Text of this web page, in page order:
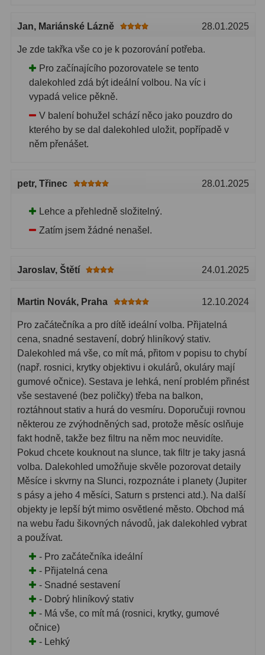
Jan, Mariánské Lázně 28.01.2025
Je zde takřka vše co je k pozorování potřeba.
Pro začínajícího pozorovatele se tento
dalekohled zdá být ideální volbou. Na víc i
vypadá velice pěkně.
V balení bohužel schází něco jako pouzdro do
kterého by se dal dalekohled uložit, popřípadě v
něm přenášet.
petr, Třinec 28.01.2025
Lehce a přehledně složitelný.
Zatím jsem žádné nenašel.
Jaroslav, Štětí 24.01.2025
Martin Novák, Praha 12.10.2024
Pro začátečníka a pro dítě ideální volba. Přijatelná
cena, snadné sestavení, dobrý hliníkový stativ.
Dalekohled má vše, co mít má, přitom v popisu to chybí
(např. rosnici, krytky objektivu i okulárů, okuláry mají
gumové očnice). Sestava je lehká, není problém přinést
vše sestavené (bez poličky) třeba na balkon,
roztáhnout stativ a hurá do vesmíru. Doporučuji rovnou
některou ze zvýhodněných sad, protože měsíc oslňuje
fakt hodně, takže bez filtru na něm moc neuvidíte.
Pokud chcete kouknout na slunce, tak filtr je taky jasná
volba. Dalekohled umožňuje skvěle pozorovat detaily
Měsíce i skvrny na Slunci, rozpoznáte i planety (Jupiter
s pásy a jeho 4 měsíci, Saturn s prstenci atd.). Na další
objekty je lepší být mimo osvětlené město. Obchod má
na webu řadu šikovných návodů, jak dalekohled vybrat
a používat.
- Pro začátečníka ideální
- Přijatelná cena
- Snadné sestavení
- Dobrý hliníkový stativ
- Má vše, co mít má (rosnici, krytky, gumové
očnice)
- Lehký